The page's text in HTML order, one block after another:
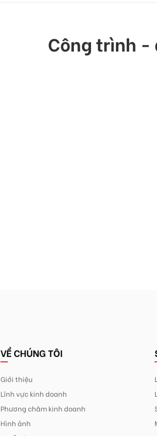
Công trình -
VỀ CHÚNG TÔI
Giới thiệu
Lĩnh vực kinh doanh
Phương châm kinh doanh
Hình ảnh